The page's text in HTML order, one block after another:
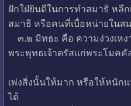
ฝักใฝ่ยินดีในการทำสมาธิ หลี
สมาธิ หรือคนที่เบื่อหน่ายในส
๓.๒ มิทธะ คือ ความง่วงเห
พระพุทธเจ้าตรัสแก่พระโมค
เพ่งสิ่งนั้นให้มาก หรือให้หนัก
ได้